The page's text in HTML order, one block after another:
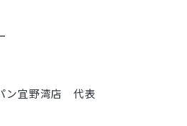
ン宜野湾店 代表